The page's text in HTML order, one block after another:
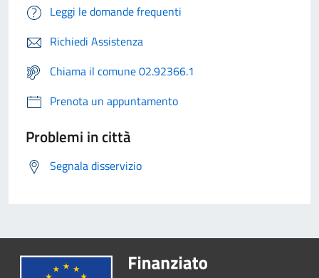
Leggi le domande frequenti
Richiedi Assistenza
Chiama il comune 02.92366.1
Prenota un appuntamento
Problemi in città
Segnala disservizio